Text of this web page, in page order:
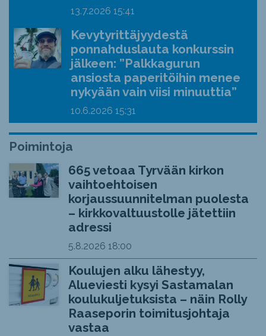
13.7.2026 15:41
Kevytyrittäjyydestä
ponnahduslauta konkurssin
jälkeen: ”Palkkagurun
ansiosta paperitöihin menee
nykyään vain viisi minuuttia”
10.6.2026 15:31
Poimintoja
665 vetoaa Tyrvään kirkon
vaihtoehtoisen
korjaussuunnitelman puolesta
– kirkkovaltuustolle jätettiin
adressi
5.8.2026 18:00
Koulujen alku lähestyy,
Alueviesti kysyi Sastamalan
koulukuljetuksista – näin Rolly
Raaseporin toimitusjohtaja
vastaa